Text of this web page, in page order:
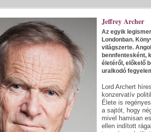
Jeffrey Archer
Az egyik
Londonban.
világszerte.
bennfentesként,
életéről, előkelő
uralkodó
Lord Archert
konzervatív
Élete is
a sajtót, hogy
mivel hamisan
ellen indított